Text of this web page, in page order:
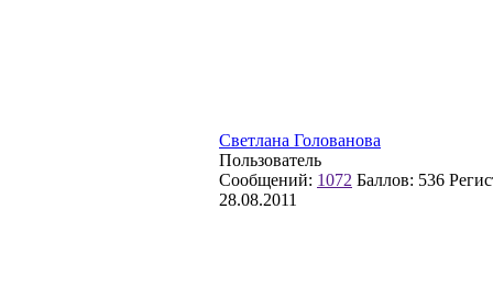
Светлана Голованова
Пользователь
Сообщений: 1072 Баллов: 536
28.08.2011